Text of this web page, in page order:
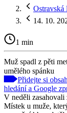
Ostravská
14. 10.
1 min
Muž spadl z pěti
umělého spánku
Přidejte si
hledání a Google
V neděli zasahovali
Místek u muže,